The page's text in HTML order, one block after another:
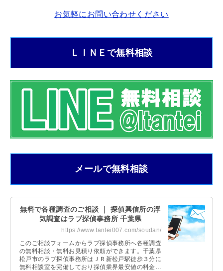
お気軽にお問い合わせください
ＬＩＮＥで無料相談
メールで無料相談
無料で各種調査のご相談 ｜ 探偵興信所の浮
気調査はラブ探偵事務所 千葉県
https://www.tantei007.com/soudan/
このご相談フォームからラブ探偵事務所へ各種調査
の無料相談・無料お見積り依頼ができます。千葉県
松戸市のラブ探偵事務所はＪＲ新松戸駅徒歩３分に
無料相談室を完備しており探偵業界最安値の料金体